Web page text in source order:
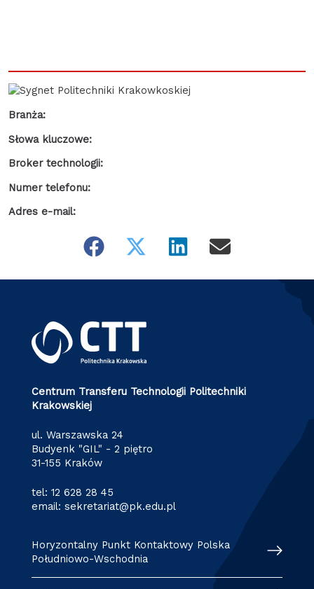
Branża:
Słowa kluczowe:
Broker technologii:
Numer telefonu:
Adres e-mail:
Centrum Transferu Technologii Politechniki
Krakowskiej
ul. Warszawska 24
Budyenk "GIL" - 2 piętro
31-155 Kraków
tel: 12 628 28 45
email: sekretariat@pk.edu.pl
Horyzontalny Punkt Kontaktowy Polska
Południowo-Wschodnia